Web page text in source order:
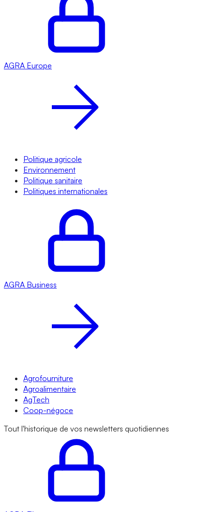
AGRA Europe
Politique agricole
Environnement
Politique sanitaire
Politiques internationales
AGRA Business
Agrofourniture
Agroalimentaire
AgTech
Coop-négoce
Tout l'historique de vos newsletters quotidiennes